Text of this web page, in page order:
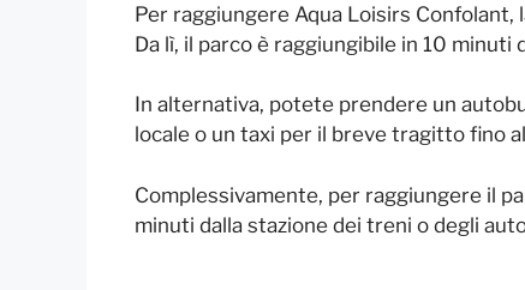
Per raggiungere Aqua Loisirs
Da lì, il parco è raggiungibile in 10 minuti
In alternativa, potete prendere un
locale o un taxi per il breve tragitto fino
Complessivamente, per raggiungere il
minuti dalla stazione dei treni o degli